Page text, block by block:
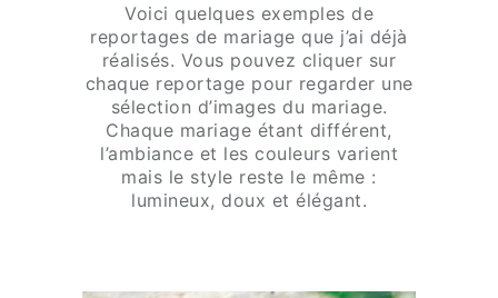
Voici quelques exemples de
reportages de mariage que j’ai déjà
réalisés. Vous pouvez cliquer sur
chaque reportage pour regarder une
sélection d’images du mariage.
Chaque mariage étant différent,
l’ambiance et les couleurs varient
mais le style reste le même :
lumineux, doux et élégant.